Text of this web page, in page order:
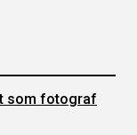
som fotograf